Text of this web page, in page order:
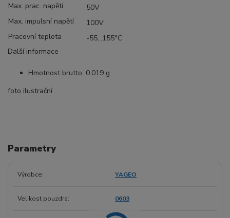
Max. prac. napětí
50V
Max. impulsní napětí
100V
Pracovní teplota
-55...155°C
Další informace
Hmotnost brutto: 0.019 g
foto ilustrační
Parametry
Výrobce YAGEO
Velikost pouzdra 0603